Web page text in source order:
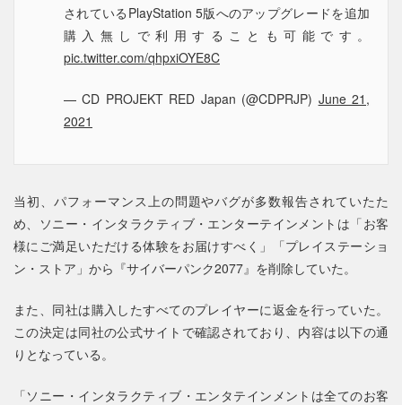
されているPlayStation 5版へのアップグレードを追加
購入無しで利用することも可能です。
pic.twitter.com/qhpxiOYE8C
— CD PROJEKT RED Japan (@CDPRJP) June 21,
2021
当初、パフォーマンス上の問題やバグが多数報告されていたた
め、ソニー・インタラクティブ・エンターテインメントは「お客
様にご満足いただける体験をお届けすべく」「プレイステーショ
ン・ストア」から『サイバーパンク2077』を削除していた。
また、同社は購入したすべてのプレイヤーに返金を行っていた。
この決定は同社の公式サイトで確認されており、内容は以下の通
りとなっている。
「ソニー・インタラクティブ・エンタテインメントは全てのお客